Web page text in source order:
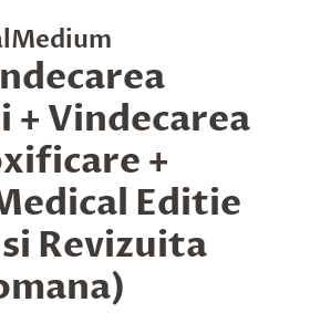
+ Vindecarea
+
Editie
Revizuita